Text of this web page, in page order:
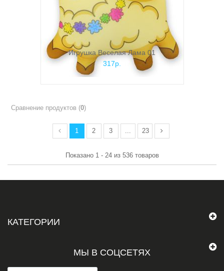
Игрушка Веселая Лама 01
317р.
Сравнение продуктов (0)
1 2 3 ... 23
Показано 1 - 24 из 536 товаров
КАТЕГОРИИ
МЫ В СОЦСЕТЯХ